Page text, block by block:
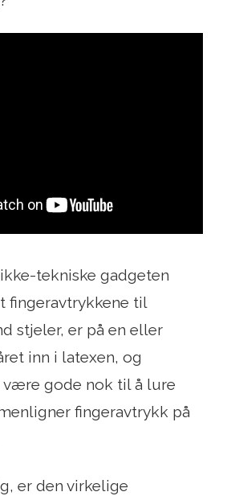
tekniske gadgeten
fingeravtrykkene til
stjeler, er på en eller
inn i latexen, og
være gode nok til å lure
fingeravtrykk på
er den virkelige